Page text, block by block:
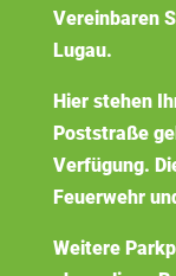
Vereinbaren
Lugau.
Hier stehen
Poststraße
Verfügung.
Feuerwehr
Weitere